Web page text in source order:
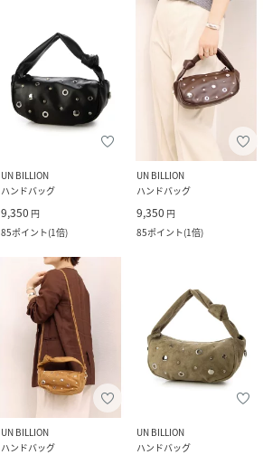
UN BILLION
ハンドバッグ
9,350 円
85ポイント(1倍)
UN BILLION
ハンドバッグ
9,350 円
85ポイント(1倍)
UN BILLION
ハンドバッグ
UN BILLION
ハンドバッグ